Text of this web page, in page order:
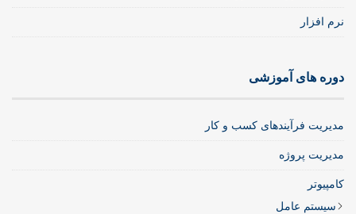
نرم افزار
دوره های آموزشی
مدیریت فرآیندهای کسب و کار
مدیریت پروژه
کامپیوتر
سیستم عامل